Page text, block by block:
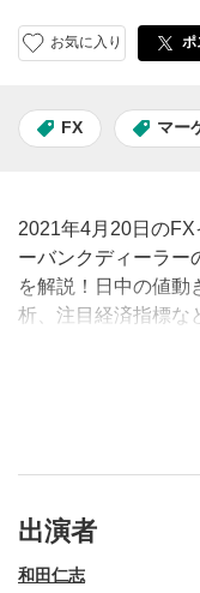
お気に入り ポ
FX マー
2021年4月20日の
ーバンクディーラー
を解説！日中の値動
析、注目経済指標な
動画内で表示され
出演者
和田仁志